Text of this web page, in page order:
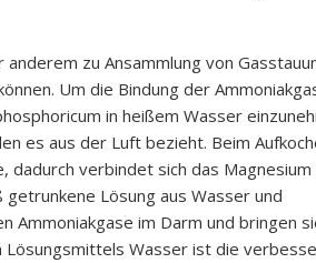
zu Ansammlung von
Um die Bindung der
in heißem Wasser
es aus der Luft bezieht. Beim
verbindet sich das Magnesium
Lösung aus Wasser und
Ammoniakgase im Darm und bringen
Lösungsmittels Wasser ist die